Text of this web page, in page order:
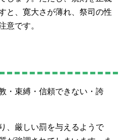
と、寛大さが薄れ、祭司の性
意です。
・束縛・信頼できない・誇
、厳しい罰を与えるようで